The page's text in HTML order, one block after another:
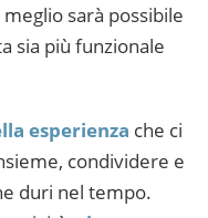
sarà possibile
sia più funzionale
esperienza che ci
condividere e
duri nel tempo.